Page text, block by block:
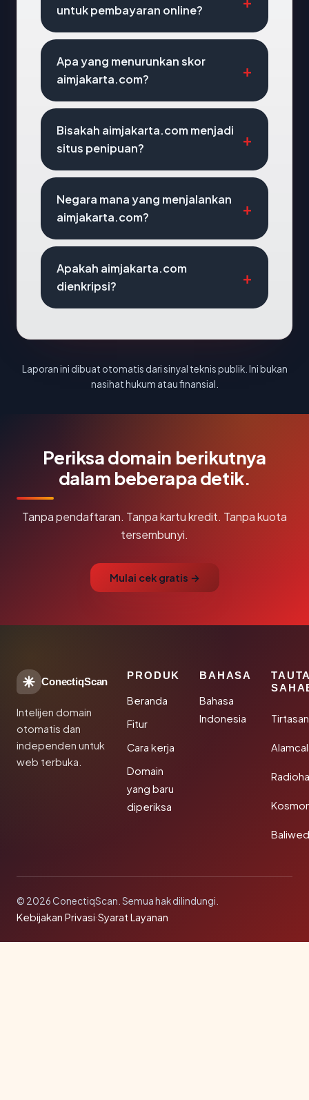
untuk pembayaran online?
Apa yang menurunkan skor
aimjakarta.com?
Bisakah aimjakarta.com menjadi
situs penipuan?
Negara mana yang menjalankan
aimjakarta.com?
Apakah aimjakarta.com
dienkripsi?
Laporan ini dibuat otomatis dari sinyal teknis publik. Ini bukan
nasihat hukum atau finansial.
Periksa domain berikutnya
dalam beberapa detik.
Tanpa pendaftaran. Tanpa kartu kredit. Tanpa kuota
tersembunyi.
Mulai cek gratis →
ConectiqScan
Intelijen domain
otomatis dan
independen untuk
web terbuka.
PRODUK
Beranda
Fitur
Cara kerja
Domain
yang baru
diperiksa
BAHASA
Bahasa
Indonesia
© 2026 ConectiqScan. Semua hak dilindungi.
Kebijakan Privasi·Syarat Layanan